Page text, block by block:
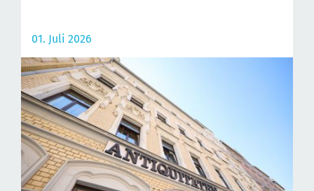
01. Juli 2026